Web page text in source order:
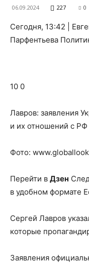
06.09.2024 227 0
Сегодня, 13:42 |
Парфентьева
10 0
Лавров: заявления
и их отношений с
Фото:
Перейти в Дзен
в удобном формате
Сергей Лавров
которые
Заявления